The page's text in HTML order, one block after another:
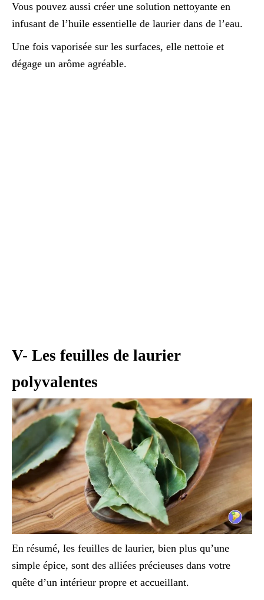
Vous pouvez aussi créer une solution nettoyante en
infusant de l’huile essentielle de laurier dans de l’eau.
Une fois vaporisée sur les surfaces, elle nettoie et
dégage un arôme agréable.
V- Les feuilles de laurier
polyvalentes
En résumé, les feuilles de laurier, bien plus qu’une
simple épice, sont des alliées précieuses dans votre
quête d’un intérieur propre et accueillant.